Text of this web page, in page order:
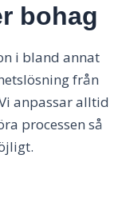
bohag
i bland annat
från
anpassar alltid
processen så